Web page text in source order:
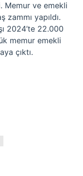
Memur ve emekli
zammı yapıldı.
2024’te 22.000
memur emekli
çıktı.